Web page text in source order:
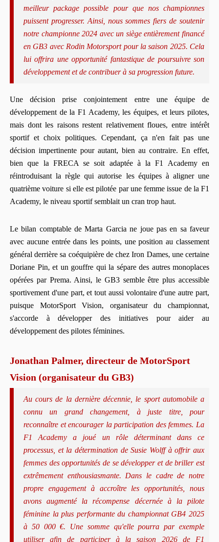
meilleur package possible pour que nos championnes
puissent progresser. Ainsi, nous sommes fiers de soutenir
notre championne 2024 avec un siège entièrement financé
en GB3 avec Rodin Motorsport pour la saison 2025. Cela
lui offrira une opportunité fantastique de poursuivre son
développement et de contribuer à sa progression future.
Une décision prise conjointement entre une équipe de
développement de la F1 Academy, les équipes, et leurs pilotes,
mais dont les raisons restent relativement floues, entre intérêt
sportif et choix politiques. Cependant, ça n'en fait pas une
décision impertinente pour autant, bien au contraire. En effet,
bien que la FRECA se soit adaptée à la F1 Academy en
réintroduisant la règle qui autorise les équipes à aligner une
quatrième voiture si elle est pilotée par une femme issue de la F1
Academy, le niveau sportif semblait un cran trop haut.
Le bilan comptable de Marta Garcia ne joue pas en sa faveur
avec aucune entrée dans les points, une position au classement
général derrière sa coéquipière de chez Iron Dames, une certaine
Doriane Pin, et un gouffre qui la sépare des autres monoplaces
opérées par Prema. Ainsi, le GB3 semble être plus accessible
sportivement d'une part, et tout aussi volontaire d'une autre part,
puisque MotorSport Vision, organisateur du championnat,
s'accorde à développer des initiatives pour aider au
développement des pilotes féminines.
Jonathan Palmer, directeur de MotorSport
Vision (organisateur du GB3)
Au cours de la dernière décennie, le sport automobile a
connu un grand changement, à juste titre, pour
reconnaître et encourager la participation des femmes. La
F1 Academy a joué un rôle déterminant dans ce
processus, et la détermination de Susie Wolff à offrir aux
femmes des opportunités de se développer et de briller est
extrêmement enthousiasmante. Dans le cadre de notre
propre engagement à accroître les opportunités, nous
avons augmenté la récompense décernée à la pilote
féminine la plus performante du championnat GB4 2025
à 50 000 €. Une somme qu'elle pourra par exemple
utiliser afin de participer à la saison 2026 de F1